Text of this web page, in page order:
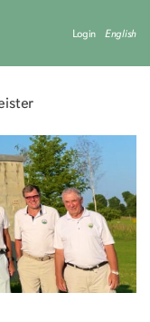
Login English